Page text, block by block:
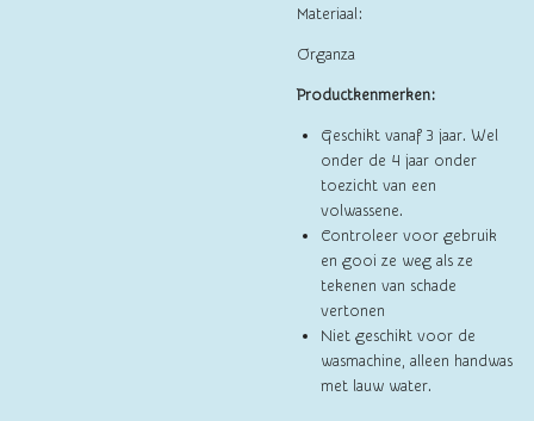
Materiaal:
Organza
Productkenmerken:
Geschikt vanaf 3 jaar. Wel
onder de 4 jaar onder
toezicht van een
volwassene.
Controleer voor gebruik
en gooi ze weg als ze
tekenen van schade
vertonen
Niet geschikt voor de
wasmachine, alleen handwas
met lauw water.